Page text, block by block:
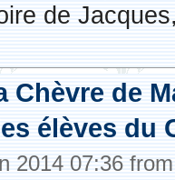
de
Chèvre de
élèves du
2014 07:36